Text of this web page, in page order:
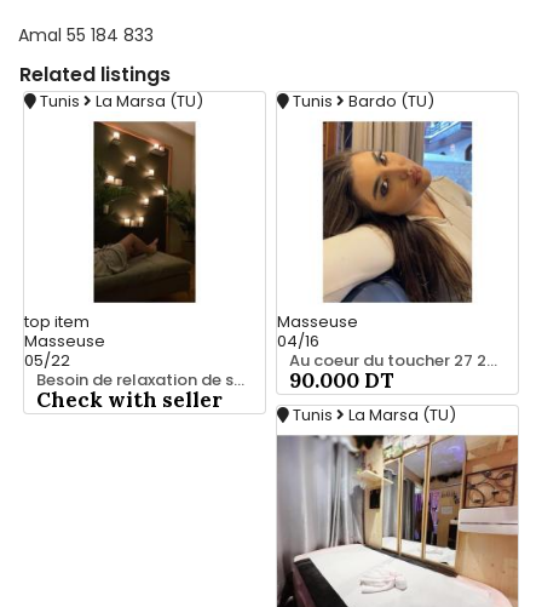
Amal 55 184 833
Related listings
Tunis La Marsa (TU)
top item
Masseuse
05/22
Besoin de relaxation de se vider la tête ? 28 635 347
Check with seller
Tunis Bardo (TU)
Masseuse
04/16
Au coeur du toucher 27 221 122
90.000 DT
Tunis La Marsa (TU)